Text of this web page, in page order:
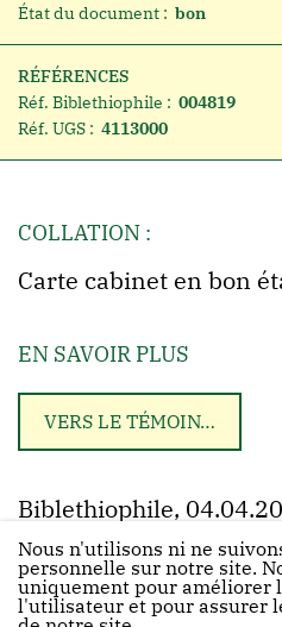
État du document : bon
RÉFÉRENCES
Réf. Biblethiophile : 004819
Réf. UGS : 4113000
COLLATION :
Carte cabinet en bon
EN SAVOIR PLUS
VERS LE TÉMOIN…
Biblethiophile,
Nous n'utilisons ni ne
personnelle sur notre site.
uniquement pour améliorer
l'utilisateur et pour assurer